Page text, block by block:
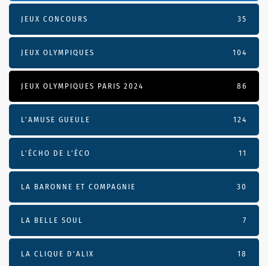
JEUX CONCOURS 35
JEUX OLYMPIQUES 104
JEUX OLYMPIQUES PARIS 2024 86
L'AMUSE GUEULE 124
L’ÉCHO DE L’ÉCO 11
LA BARONNE ET COMPAGNIE 30
LA BELLE SOUL 7
LA CLIQUE D'ALIX 18